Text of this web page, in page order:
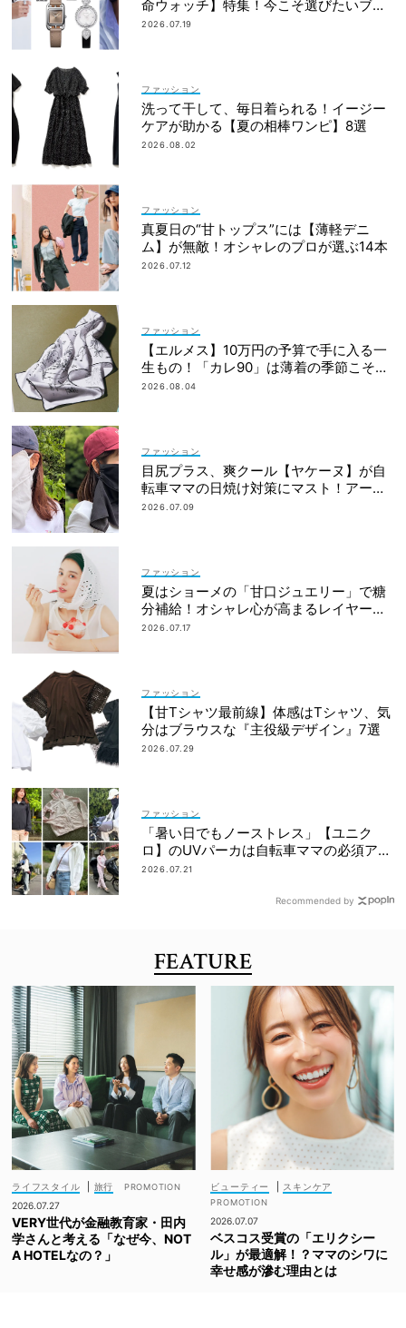
命ウォッチ】特集！今こそ選びたいブラ
ンド19選
2026.07.19
ファッション
洗って干して、毎日着られる！イージー
ケアが助かる【夏の相棒ワンピ】8選
2026.08.02
ファッション
真夏日の“甘トップス”には【薄軽デニ
ム】が無敵！オシャレのプロが選ぶ14本
2026.07.12
ファッション
【エルメス】10万円の予算で手に入る一
生もの！「カレ90」は薄着の季節こそ重
宝
2026.08.04
ファッション
目尻プラス、爽クール【ヤケーヌ】が自
転車ママの日焼け対策にマスト！アーム
カバーの愛用者も
2026.07.09
ファッション
夏はショーメの「甘口ジュエリー」で糖
分補給！オシャレ心が高まるレイヤード
術
2026.07.17
ファッション
【甘Tシャツ最前線】体感はTシャツ、気
分はブラウスな『主役級デザイン』7選
2026.07.29
ファッション
「暑い日でもノーストレス」【ユニク
ロ】のUVパーカは自転車ママの必須アイ
テム！
2026.07.21
Recommended by
FEATURE
ライフスタイル
旅行
2026.07.27
VERY世代が金融教育家・田内
学さんと考える「なぜ今、NOT
A HOTELなの？」
ビューティー スキンケア
2026.07.07
ベスコス受賞の「エリクシー
ル」が最適解！？ママのシワに
幸せ感が滲む理由とは